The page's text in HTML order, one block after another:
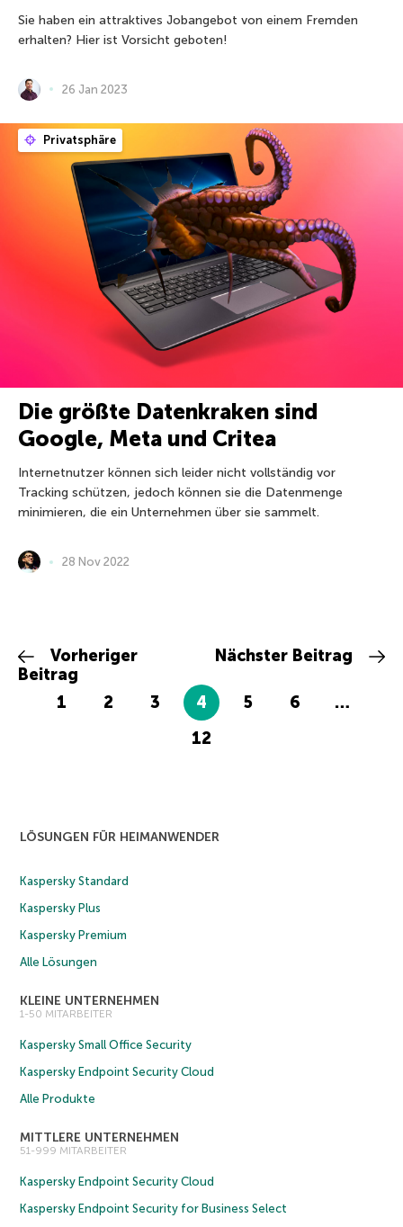
Sie haben ein attraktives Jobangebot von einem Fremden
erhalten? Hier ist Vorsicht geboten!
26 Jan 2023
Privatsphäre
Die größte Datenkraken sind
Google, Meta und Critea
Internetnutzer können sich leider nicht vollständig vor
Tracking schützen, jedoch können sie die Datenmenge
minimieren, die ein Unternehmen über sie sammelt.
28 Nov 2022
Vorheriger
Beitrag
1
2 3 4 5 6
…
12
Nächster Beitrag
LÖSUNGEN FÜR HEIMANWENDER
Kaspersky Standard
Kaspersky Plus
Kaspersky Premium
Alle Lösungen
KLEINE UNTERNEHMEN
1-50 MITARBEITER
Kaspersky Small Office Security
Kaspersky Endpoint Security Cloud
Alle Produkte
MITTLERE UNTERNEHMEN
51-999 MITARBEITER
Kaspersky Endpoint Security Cloud
Kaspersky Endpoint Security for Business Select